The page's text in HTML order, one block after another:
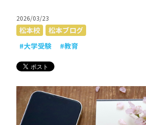
2026/03/23
松本校
松本ブログ
#大学受験
#教育